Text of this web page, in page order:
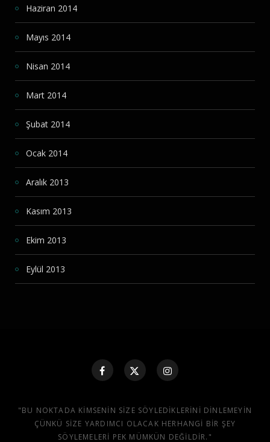
Haziran 2014
Mayıs 2014
Nisan 2014
Mart 2014
Şubat 2014
Ocak 2014
Aralık 2013
Kasım 2013
Ekim 2013
Eylül 2013
"BU NOKTADA KIMSENIN SIZE SÖYLEDIKLERINI DINLEMEYIN
ÇÜNKÜ SIZE YARDIMCI OLACAK HERHANGI BIR ŞEY
SÖYLEMELERI PEK MÜMKÜN DEĞILDIR."